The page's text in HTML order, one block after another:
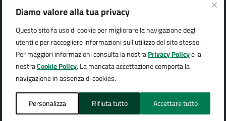
Diamo valore alla tua privacy
Questo sito fa uso di cookie per migliorare la navigazione degli
utenti e per raccogliere informazioni sull'utilizzo del sito stesso.
Per maggiori informazioni consulta la nostraPrivacy Policye la
nostraCookie Policy. La mancata accettazione comporta la
navigazione in assenza di cookies.
Personalizza Rifiuta tutto Accettare tutto
Organi di governo
Aree amministrative
Uffici
Enti e fondazioni
Politici
Personale amministrativo
Documenti e dati
CATEGORIE DI SERVIZIO